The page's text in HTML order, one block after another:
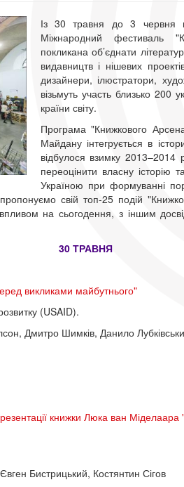
Із 30 травня до 3 червня
Міжнародний фестиваль
покликана об’єднати
видавництв і нішевих
дизайнери, ілюстратори,
візьмуть участь близько 200
країни світу.
Програма "Книжкового
Майдану інтегрується в
відбулося взимку 2013–2014
переоцінити власну історію
Україною при формуванні
свій топ-25 подій
на сьогодення, з іншим
30 ТРАВНЯ
викликами майбутнього"
(USAID).
Дмитро Шимків, Данило
книжки Люка ван
Бистрицький, Костянтин Сігов